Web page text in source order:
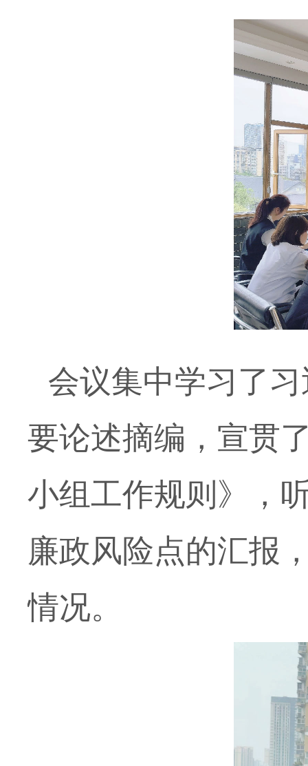
会议集中学习了
要论述摘编，宣贯
小组工作规则》，
廉政风险点的汇报
情况。